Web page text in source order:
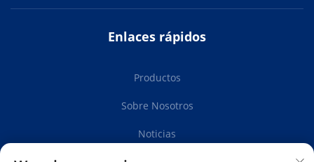
Enlaces rápidos
Productos
Sobre Nosotros
Noticias